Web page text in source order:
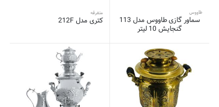
طاووس
سماور گازی طاووس مدل 113
گنجایش 10 لیتر
متفرقه
کتری مدل 212F